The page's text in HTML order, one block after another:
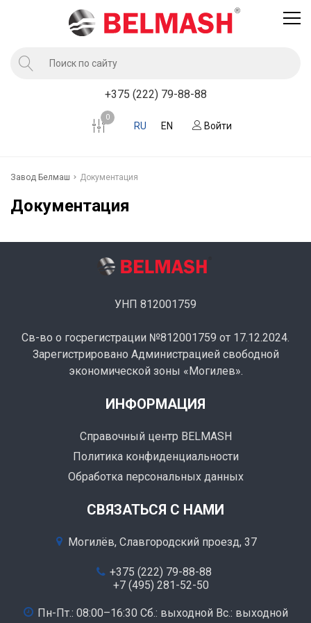
+375 (222) 79-88-88
0
RU EN Войти
Услуги завода BELMASH
Компания
Где купить
Завод Белмаш Документация
Документация
УНП 812001759
Св-во о госрегистрации №812001759 от 17.12.2024.
Зарегистрировано Администрацией свободной
экономической зоны «Могилев».
ИНФОРМАЦИЯ
Справочный центр BELMASH
Политика конфиденциальности
Обработка персональных данных
СВЯЗАТЬСЯ С НАМИ
Могилёв, Славгородский проезд, 37
+375 (222) 79-88-88
+7 (495) 281-52-50
Пн-Пт.: 08:00–16:30 Сб.: выходной Вс.: выходной